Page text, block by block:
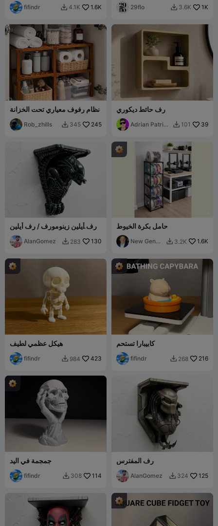
fifindr  4.1K 1.6K 29flo  3.6K 1K
نظام رفوف معياري تحت الخزانة
Rob_zhills  345 245
رف حائط ديكوري
Adrian Patrick
 101 39
رف أيلين زينومورف / رف أيلين
زينومورف
AlanGomez  283 130
حامل بكرة الخيوط
New Gen
 3.2K 1.6K
هيكل عظمي لطيف
fifindr  984 423
كابيبارا تستحم
fifindr  268 216
جمجمة في اليد
fifindr  308 114
رف المفترس
AlanGomez  324 125